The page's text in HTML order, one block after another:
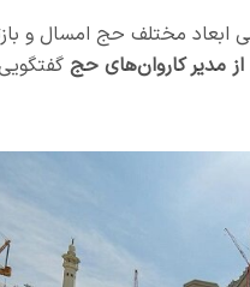
ابعاد مختلف حج امسال و
مدیر کاروان‌های حج